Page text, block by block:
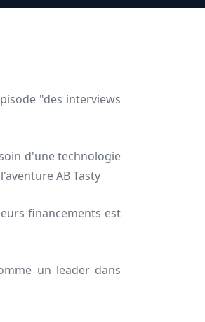
"des interviews
d'une technologie
AB Tasty
financements est
un leader dans